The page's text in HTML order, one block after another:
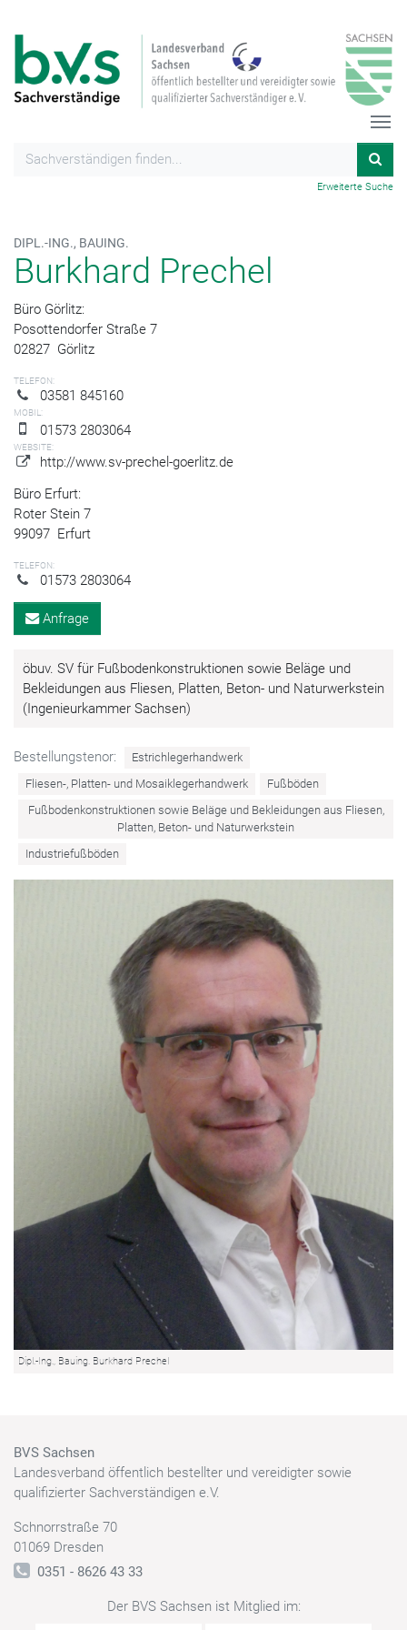
Erweiterte Suche
DIPL.-ING., BAUING.
Burkhard Prechel
Büro Görlitz:
Posottendorfer Straße 7
02827 Görlitz
TELEFON:
03581 845160
MOBIL:
01573 2803064
WEBSITE:
http://www.sv-prechel-goerlitz.de
Büro Erfurt:
Roter Stein 7
99097 Erfurt
TELEFON:
01573 2803064
Anfrage
öbuv. SV für Fußbodenkonstruktionen sowie Beläge und
Bekleidungen aus Fliesen, Platten, Beton- und Naturwerkstein
(Ingenieurkammer Sachsen)
Bestellungstenor:
Estrichlegerhandwerk
Fliesen-, Platten- und Mosaiklegerhandwerk
Fußböden
Fußbodenkonstruktionen sowie Beläge und Bekleidungen aus Fliesen,
Platten, Beton- und Naturwerkstein
Industriefußböden
Dipl.-Ing., Bauing. Burkhard Prechel
BVS Sachsen
Landesverband öffentlich bestellter und vereidigter sowie
qualifizierter Sachverständigen e.V.
Schnorrstraße 70
01069 Dresden
0351 - 8626 43 33
Der BVS Sachsen ist Mitglied im: